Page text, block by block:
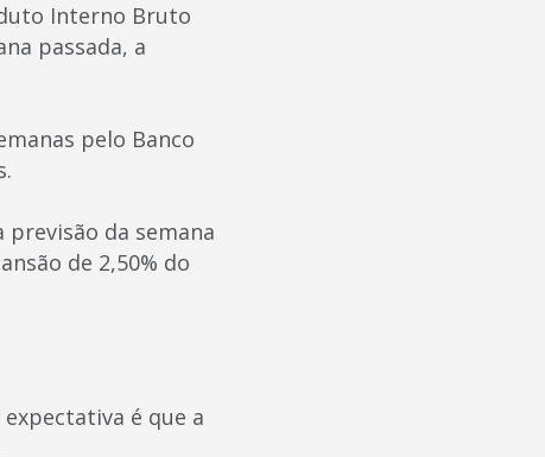
Interno Bruto
passada, a
pelo Banco
previsão da semana
de 2,50% do
é que a